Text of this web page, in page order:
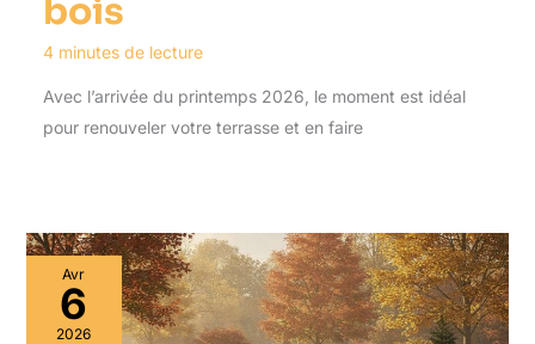
bois
4 minutes de lecture
Avec l’arrivée du printemps 2026, le moment est idéal
pour renouveler votre terrasse et en faire
Avr
6
2026